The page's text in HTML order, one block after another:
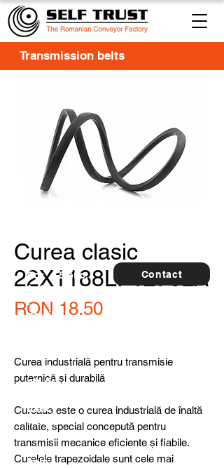
Curea clasic
22X1188LI-1276LA
RON 18.50Price
Curea industrială pentru transmisie
puternică și durabilă
Cureaua este o curea industrială de înaltă
calitate, special concepută pentru
transmisii mecanice eficiente și fiabile.
Curelele trapezoidale sunt cele mai
Transmission belts
Contact
For
furthe
r
detail
produ
cts or
ltancy
we are
here
to
help
5 buc.